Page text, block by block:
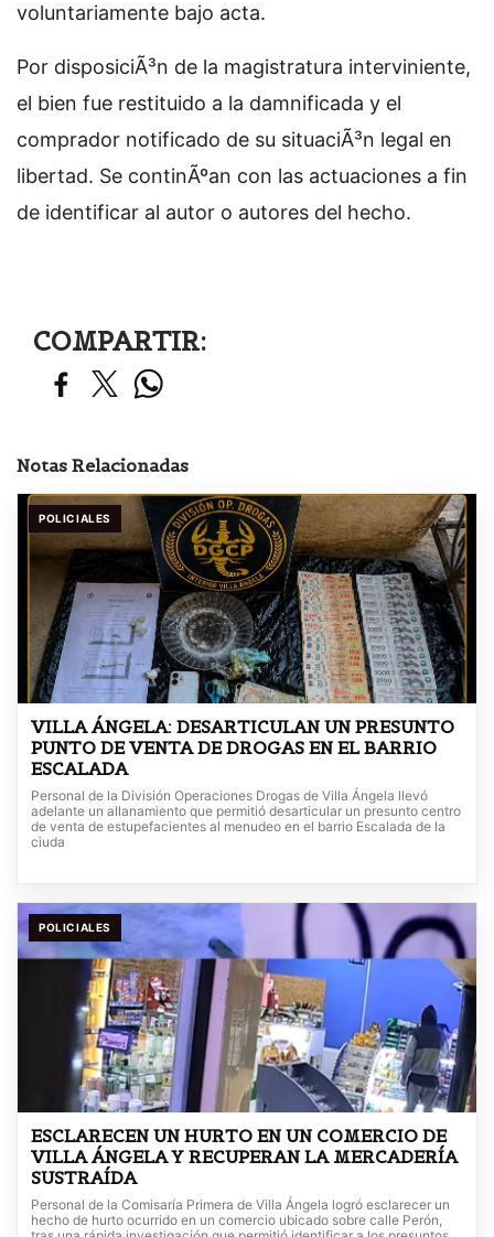
voluntariamente bajo acta.
Por disposiciÃ³n de la magistratura interviniente,
el bien fue restituido a la damnificada y el
comprador notificado de su situaciÃ³n legal en
libertad. Se continÃºan con las actuaciones a fin
de identificar al autor o autores del hecho.
COMPARTIR:
Notas Relacionadas
POLICIALES
VILLA ÁNGELA: DESARTICULAN UN PRESUNTO
PUNTO DE VENTA DE DROGAS EN EL BARRIO
ESCALADA
Personal de la División Operaciones Drogas de Villa Ángela llevó
adelante un allanamiento que permitió desarticular un presunto centro
de venta de estupefacientes al menudeo en el barrio Escalada de la
ciuda
POLICIALES
ESCLARECEN UN HURTO EN UN COMERCIO DE
VILLA ÁNGELA Y RECUPERAN LA MERCADERÍA
SUSTRAÍDA
Personal de la Comisaría Primera de Villa Ángela logró esclarecer un
hecho de hurto ocurrido en un comercio ubicado sobre calle Perón,